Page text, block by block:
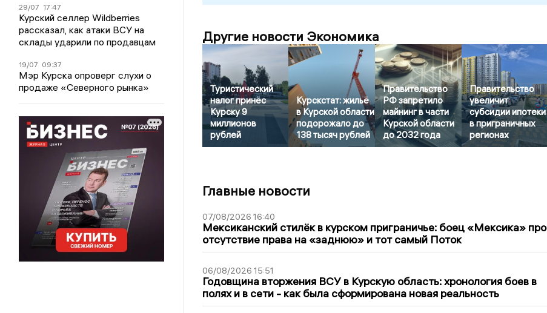
29/07 17:47
Курский селлер Wildberries
рассказал, как атаки ВСУ на
склады ударили по продавцам
19/07 09:37
Мэр Курска опроверг слухи о
продаже «Северного рынка»
Другие новости Экономика
Туристический
налог принёс
Курску 9
миллионов
рублей
Курскстат: жильё
в Курской области
подорожало до
138 тысяч рублей
Правительство
РФ запретило
майнинг в части
Курской области
до 2032 года
Правительство
увеличит
субсидии ипотеки
в приграничных
регионах
Главные новости
07/08/2026 16:40
Мексиканский стилёк в курском приграничье: боец «Мексика» про
отсутствие права на «заднюю» и тот самый Поток
06/08/2026 15:51
Годовщина вторжения ВСУ в Курскую область: хронология боев в
полях и в сети - как была сформирована новая реальность